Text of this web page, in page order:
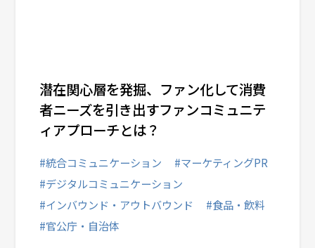
#統合コミュニケーション
#マーケティングPR
#デジタルコミュニケーション
#インバウンド・アウトバウンド
#食品・飲料
#官公庁・自治体
潜在関心層を発掘、ファン化して消費
者ニーズを引き出すファンコミュニテ
ィアプローチとは？